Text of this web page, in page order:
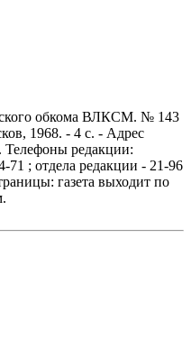
обкома ВЛКСМ. № 143
1968. - 4 с. - Адрес
Телефоны редакции:
71 ; отдела редакции - 21-96
газета выходит по